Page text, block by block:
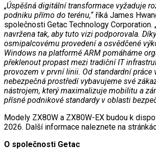
„Úspěšná digitální transformace vyžaduje
podniku přímo do terénu,“ říká James
společnosti Getac Technology Corporation.
navržena tak, aby tuto vizi podporovala.
osmipalcovému provedení a osvědčené
Windows na platformě ARM pomáháme
překlenout propast mezi tradiční IT
provozem v první linii. Od standardní práce
nebezpečná prostředí vybavujeme své
nástrojem, který maximalizuje mobilitu a
přísné podnikové standardy v oblasti
Modely ZX80W a ZX80W-EX budou k
2026. Další informace naleznete na
O společnosti Getac